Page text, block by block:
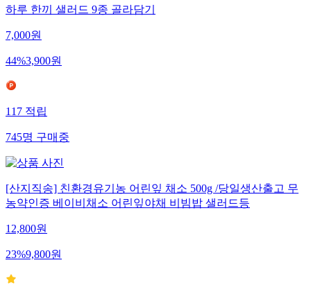
하루 한끼 샐러드 9종 골라담기
7,000원
44%3,900원
117적립
745명구매중
[산지직송] 친환경유기농 어린잎 채소 500g /당일생산출고 무
농약인증 베이비채소 어린잎야채 비빔밥 샐러드등
12,800원
23%9,800원